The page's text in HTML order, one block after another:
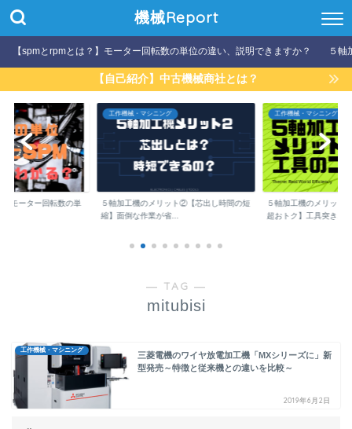
機械Report
【spmとrpmとは？】モーター回転数の単位の違い、説明できますか？ ５軸
【自己紹介】中古機械商社とは？
モーター回転数の単
工作機械・マシニング
５軸加工機のメリット②【芯出し時間の短
縮】面倒な作業が省...
工作機械・マシニング
５軸加工機のメリット
超おトク】工具突き...
― TAG ―
mitubisi
工作機械・マシニング
三菱電機のワイヤ放電加工機「MXシリーズに」新
型発売～特徴と従来機との違いを比較～
2019年6月2日